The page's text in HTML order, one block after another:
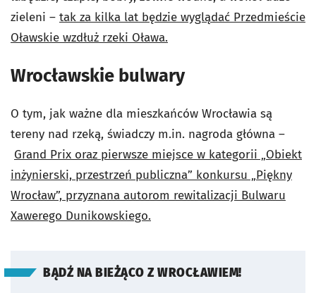
zieleni – tak za kilka lat będzie wyglądać Przedmieście
Oławskie wzdłuż rzeki Oława.
Wrocławskie bulwary
O tym, jak ważne dla mieszkańców Wrocławia są
tereny nad rzeką, świadczy m.in. nagroda główna –
Grand Prix oraz pierwsze miejsce w kategorii „Obiekt
inżynierski, przestrzeń publiczna” konkursu „Piękny
Wrocław”, przyznana autorom rewitalizacji Bulwaru
Xawerego Dunikowskiego.
BĄDŹ NA BIEŻĄCO Z WROCŁAWIEM!